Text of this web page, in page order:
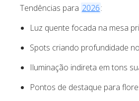
Tendências para 2026:
Luz quente focada na mesa
Spots criando profundidade
Iluminação indireta em tons
Pontos de destaque para